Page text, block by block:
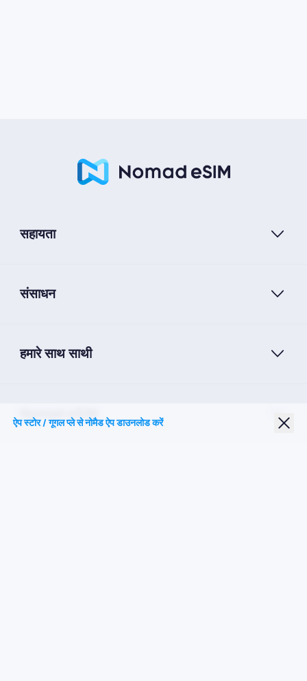
सहायता
संसाधन
हमारे साथ साथी
Nomad eSIM
ऐप स्टोर / गूगल प्ले से नोमैड ऐप डाउनलोड करें